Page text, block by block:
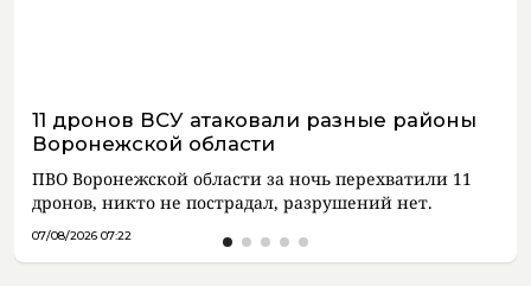
11 дронов ВСУ атаковали разные районы
Воронежской области
ПВО Воронежской области за ночь перехватили 11
дронов, никто не пострадал, разрушений нет.
07/08/2026 07:22